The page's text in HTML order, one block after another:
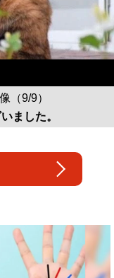
（9/9）
ました。